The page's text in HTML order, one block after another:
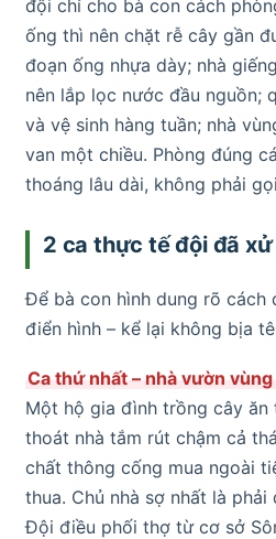
đội chỉ cho bà con cách
ống thì nên chặt rễ cây gần
đoạn ống nhựa dày; nhà
nên lắp lọc nước đầu nguồn;
và vệ sinh hàng tuần; nhà
van một chiều. Phòng đúng
thoáng lâu dài, không phải
2 ca thực tế đội đã
Để bà con hình dung rõ cách
điển hình – kể lại không bịa
Ca thứ nhất – nhà vườn
Một hộ gia đình trồng cây
thoát nhà tắm rút chậm cả
chất thông cống mua ngoài
thua. Chủ nhà sợ nhất là phải
Đội điều phối thợ từ cơ sở